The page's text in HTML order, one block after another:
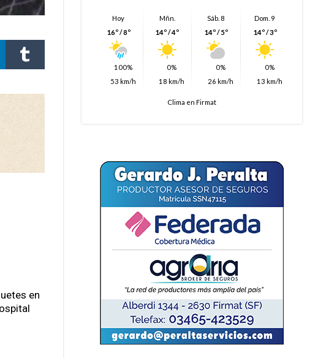
en
Hoy
16º / 8º
100%
53 km/h
Mñn.
14º / 4º
0%
18 km/h
Sáb. 8
14º / 5º
0%
26 km/h
Dom. 9
14º / 3º
0%
13 km/h
Clima en Firmat